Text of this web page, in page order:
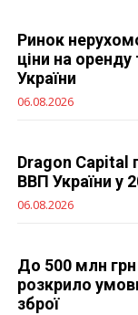
Ринок
ціни на
України
06.08.2026
Dragon Capital
ВВП України у
06.08.2026
До 500 млн грн
розкрило
зброї